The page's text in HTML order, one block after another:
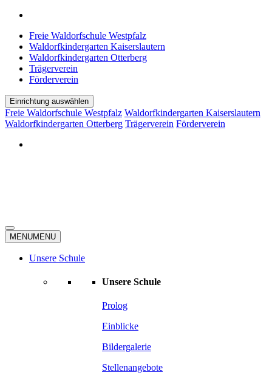
Freie Waldorfschule Westpfalz
Waldorfkindergarten Kaiserslautern
Waldorfkindergarten Otterberg
Trägerverein
Förderverein
Einrichtung auswählen
Freie Waldorfschule Westpfalz Waldorfkindergarten Kaiserslautern
Waldorfkindergarten Otterberg Trägerverein Förderverein
MENUMENU
Unsere Schule
Unsere Schule
Prolog
Einblicke
Bildergalerie
Stellenangebote